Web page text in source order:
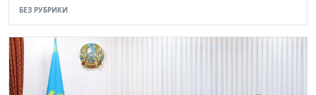
БЕЗ РУБРИКИ